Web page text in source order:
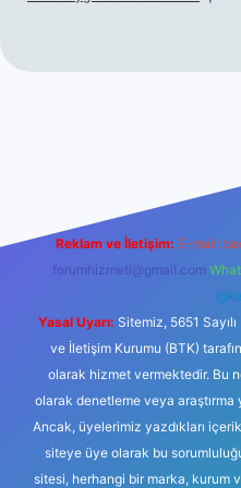
Reklam ve İletişim: E-mail:
forumhizmeti@gmail.com
Yasal Uyarı: Sitemiz, 5651
ve İletişim Kurumu (BTK)
olarak hizmet vermektedir. Bu
olarak denetleme veya
Ancak, üyelerimiz yazdıkları
siteye üye olarak bu
sitesi, herhangi bir marka, kurum